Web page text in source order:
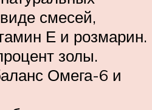
смесей,
Е и розмарин.
золы.
Омега-6 и